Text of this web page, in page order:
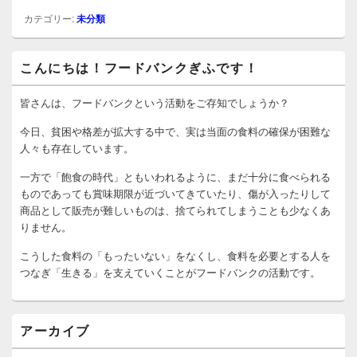
カテゴリー:未分類
ン
サ
ド
ー
ェ
エ
リ
こんにちは！フードバンクぎふです！
皆さんは、フードバンクという活動をご存知でしょうか？
今日、貧困や格差が拡大する中で、実は当面の食料の確保が困難な
人々も存在しています。
一方で「飽食の時代」ともいわれるように、まだ十分に食べられる
ものであっても賞味期限が近づいてきていたり、傷が入ったりして
商品として販売が難しいものは、捨てられてしまうことも少なくあ
りません。
こうした食料の「もったいない」をなくし、食料を必要とする人を
つなぎ「生きる」を支えていくことがフードバンクの活動です。
アーカイブ